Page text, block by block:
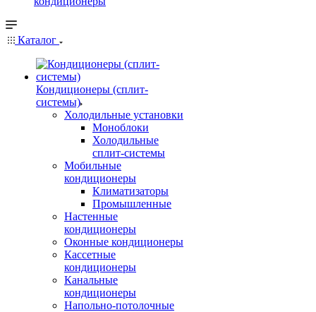
Каталог
Кондиционеры (сплит-
системы)
Холодильные установки
Моноблоки
Холодильные
сплит-системы
Мобильные
кондиционеры
Климатизаторы
Промышленные
Настенные
кондиционеры
Оконные кондиционеры
Кассетные
кондиционеры
Канальные
кондиционеры
Напольно-потолочные